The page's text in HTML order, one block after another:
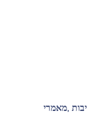
,מאמרי